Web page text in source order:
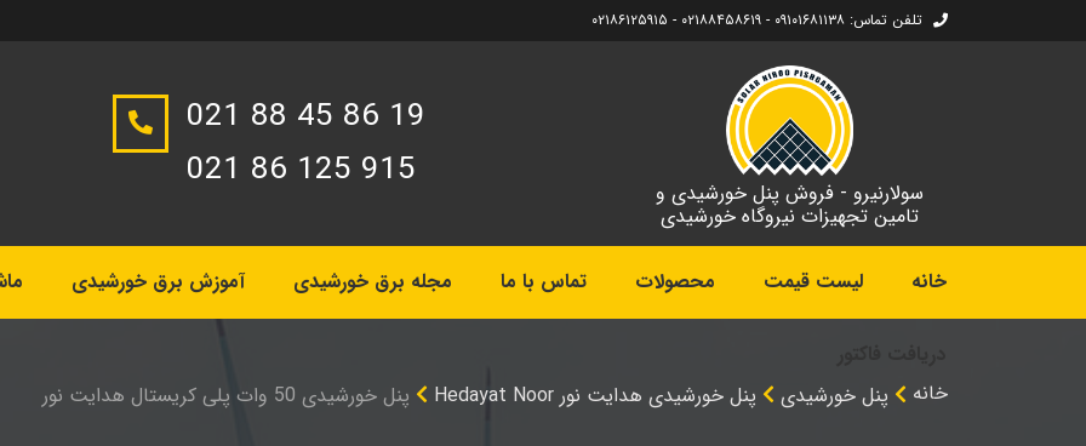
تلفن تماس: ۰۹۱۰۱۶۸۱۱۳۸ - ۰۲۱۸۸۴۵۸۶۱۹ - ۰۲۱۸۶۱۲۵۹۱۵
سولارنیرو - فروش پنل خورشیدی و
تامین تجهیزات نیروگاه خورشیدی
021 88 45 86 19
021 86 125 915
خانه لیست قیمت محصولات تماس با ما مجله برق خورشیدی آموزش برق خورشیدی
خانه
پنل خورشیدی پنل خورشیدی هدایت نور Hedayat Noor پنل خورشیدی 50 وات پلی کریستال هدایت نور